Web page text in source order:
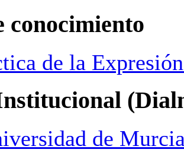
conocimiento
de la
de